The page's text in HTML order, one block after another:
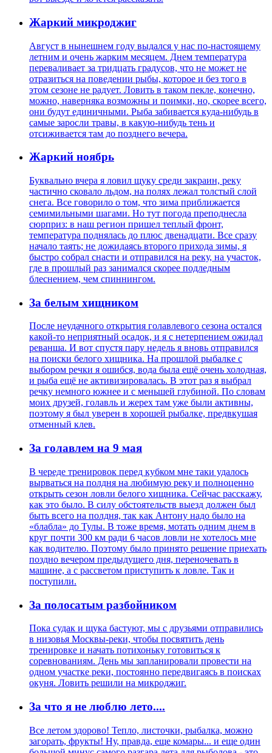
Жаркий микроджиг
Август в нынешнем году выдался у нас по-настоящему
летним и очень жарким месяцем. Днем температура
переваливает за тридцать градусов, что не может не
отразиться на поведении рыбы, которое и без того в
этом сезоне не радует. Ловить в таком пекле, конечно,
можно, наверняка возможны и поимки, но, скорее всего,
они будут единичными. Рыба забивается куда-нибудь в
самые заросли травы, в какую-нибудь тень и
отсиживается там до позднего вечера.
Жаркий ноябрь
Буквально вчера я ловил щуку среди закраин, реку
частично сковало льдом, на полях лежал толстый слой
снега. Все говорило о том, что зима приближается
семимильными шагами. Но тут погода преподнесла
сюрприз: в наш регион пришел теплый фронт,
температура поднялась до плюс двенадцати. Все сразу
начало таять; не дожидаясь второго прихода зимы, я
быстро собрал снасти и отправился на реку, на участок,
где в прошлый раз занимался скорее подледным
блеснением, чем спиннингом.
За белым хищником
После неудачного открытия голавлевого сезона остался
какой-то неприятный осадок, и я с нетерпением ожидал
реванша. И вот спустя пару недель я вновь отправился
на поиски белого хищника. На прошлой рыбалке с
выбором речки я ошибся, вода была ещё очень холодная,
и рыба ещё не активизировалась. В этот раз я выбрал
речку немного южнее и с меньшей глубиной. По словам
моих друзей, голавль и жерех там уже были активны,
поэтому я был уверен в хорошей рыбалке, предвкушая
отменный клев.
За голавлем на 9 мая
В череде тренировок перед кубком мне таки удалось
вырваться на полдня на любимую реку и полноценно
открыть сезон ловли белого хищника. Сейчас расскажу,
как это было. В силу обстоятельств выезд должен был
быть всего на полдня, так как Антону надо было на
«блабла» до Тулы. В тоже время, мотать одним днем в
круг почти 300 км ради 6 часов ловли не хотелось мне
как водителю. Поэтому было принято решение приехать
поздно вечером предыдущего дня, переночевать в
машине, а с рассветом приступить к ловле. Так и
поступили.
За полосатым разбойником
Пока судак и щука бастуют, мы с друзьями отправились
в низовья Москвы-реки, чтобы посвятить день
тренировке и начать потихоньку готовиться к
соревнованиям. День мы запланировали провести на
одном участке реки, постоянно передвигаясь в поисках
окуня. Ловить решили на микроджиг.
За что я не люблю лето....
Все летом здорово! Тепло, листочки, рыбалка, можно
загорать, фрукты! Ну, правда, еще комары... и еще один